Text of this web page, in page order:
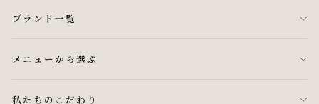
ブランド一覧
メニューから選ぶ
私たちのこだわり